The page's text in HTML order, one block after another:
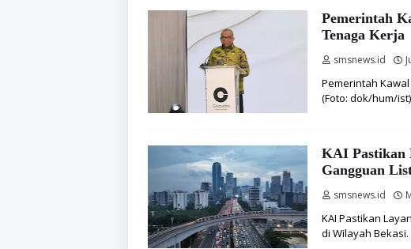
Pemerintah
Tenaga Kerja
smsnews.id
Pemerintah
(Foto: dok/hum/
KAI Pastikan
Gangguan
smsnews.id
KAI Pastikan
di Wilayah